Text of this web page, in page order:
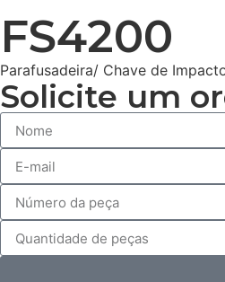
FS4200
Parafusadeira/ Chave de
Solicite um